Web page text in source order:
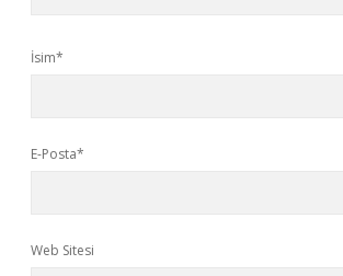
İsim*
E-Posta*
Web Sitesi